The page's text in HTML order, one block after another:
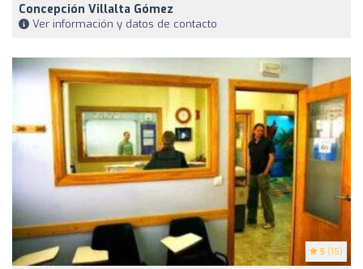
Concepción Villalta Gómez
Ver información y datos de contacto
5 (15)